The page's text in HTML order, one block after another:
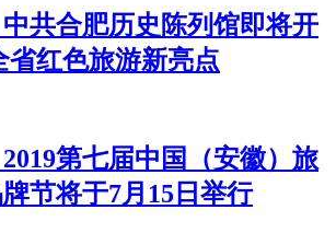
中共合肥历史陈列馆即将开
省红色旅游新亮点
2019第七届中国（安徽）旅
节将于7月15日举行